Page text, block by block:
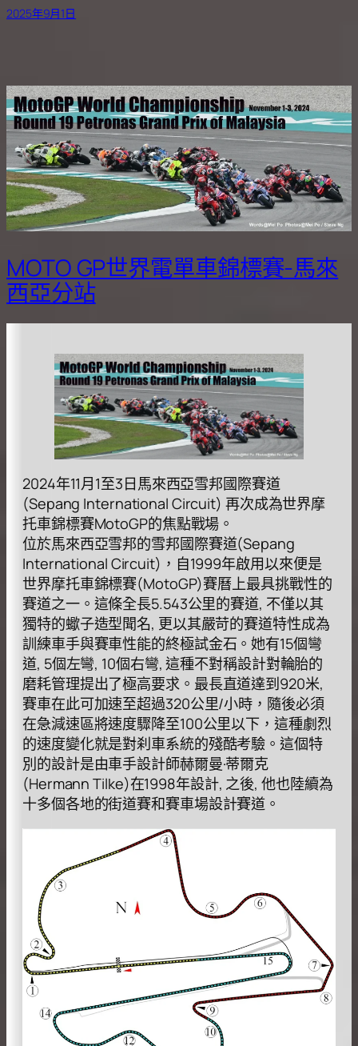
2025年9月1日
MOTO GP世界電單車錦標賽-馬來
西亞分站
2024年11⽉1⾄3⽇⾺來西亞雪邦國際賽道
(Sepang International Circuit) 再次成為世界摩
托⾞錦標賽MotoGP的焦點戰場。
位於⾺來西亞雪邦的雪邦國際賽道(Sepang
International Circuit)，⾃1999年啟⽤以來便是
世界摩托⾞錦標賽(MotoGP)賽曆上最具挑戰性的
賽道之⼀。這條全⻑5.543公⾥的賽道, 不僅以其
獨特的蠍⼦造型聞名, 更以其嚴苛的賽道特性成為
訓練⾞⼿與賽⾞性能的終極試⾦⽯。她有15個彎
道, 5個左彎, 10個右彎, 這種不對稱設計對輪胎的
磨耗管理提出了極⾼要求。最⻑直道達到920⽶,
賽⾞在此可加速⾄超過320公⾥/⼩時，隨後必須
在急減速區將速度驟降⾄100公⾥以下，這種劇烈
的速度變化就是對刹⾞系統的殘酷考驗。這個特
別的設計是由⾞⼿設計師赫爾曼·蒂爾克
(Hermann Tilke)在1998年設計, 之後, 他也陸續為
⼗多個各地的街道賽和賽⾞場設計賽道。